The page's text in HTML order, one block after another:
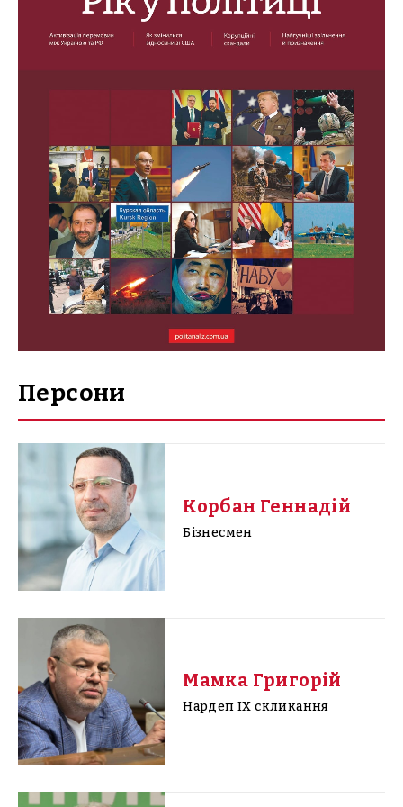
Персони
Корбан Геннадій
Бізнесмен
Мамка Григорій
Нардеп IX скликання